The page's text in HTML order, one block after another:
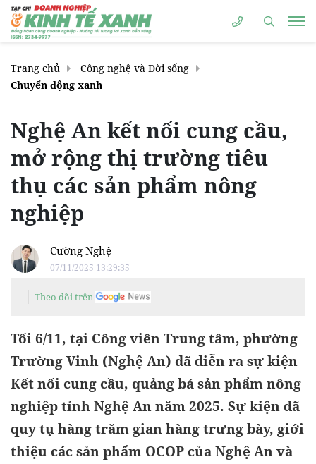
Trang chủ
Công nghệ và Đời sống
Chuyển động xanh
Nghệ An kết nối cung cầu,
mở rộng thị trường tiêu
thụ các sản phẩm nông
nghiệp
Cường Nghệ
07/11/2025 13:29:35
Theo dõi trên
Tối 6/11, tại Công viên Trung tâm, phường
Trường Vinh (Nghệ An) đã diễn ra sự kiện
Kết nối cung cầu, quảng bá sản phẩm nông
nghiệp tỉnh Nghệ An năm 2025. Sự kiện đã
quy tụ hàng trăm gian hàng trưng bày, giới
thiệu các sản phẩm OCOP của Nghệ An và